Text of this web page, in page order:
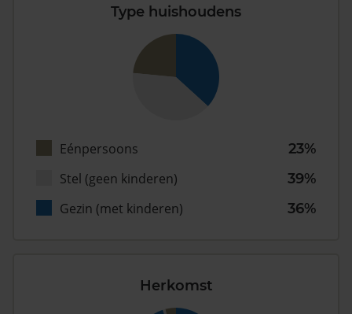
Type huishoudens
Eénpersoons
23%
Stel (geen kinderen)
39%
Gezin (met kinderen)
36%
Herkomst